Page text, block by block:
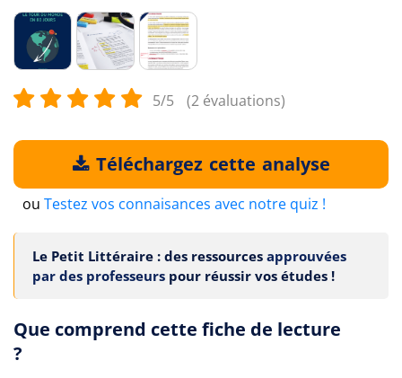
5/5 (2 évaluations)
Téléchargez cette analyse
ou Testez vos connaisances avec notre quiz !
Le Petit Littéraire : des ressources approuvées
par des professeurs pour réussir vos études !
Que comprend cette fiche de lecture
?